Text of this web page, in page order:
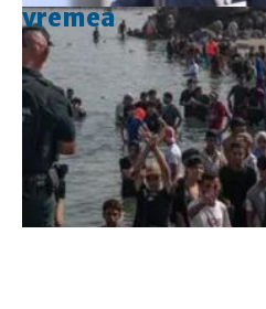
vremea